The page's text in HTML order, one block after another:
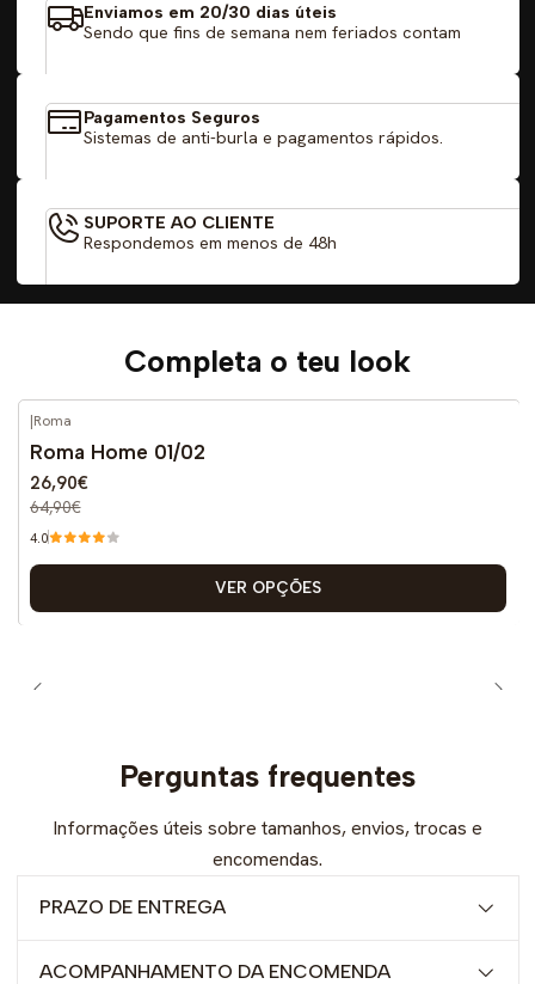
Enviamos em 20/30 dias úteis
Sendo que fins de semana nem feriados contam
Pagamentos Seguros
Sistemas de anti-burla e pagamentos rápidos.
SUPORTE AO CLIENTE
Respondemos em menos de 48h
Completa o teu look
DESCONTO
|Roma
Roma Home 01/02
26,90€
64,90€
4.0
VER OPÇÕES
Perguntas frequentes
Informações úteis sobre tamanhos, envios, trocas e
encomendas.
PRAZO DE ENTREGA
ACOMPANHAMENTO DA ENCOMENDA